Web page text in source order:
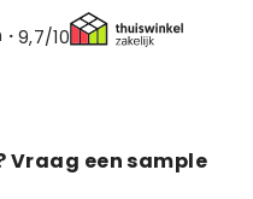
9,7/10
Vraag een sample